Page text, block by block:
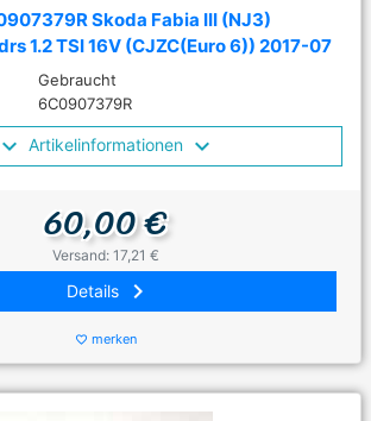
Skoda Fabia III (NJ3)
1.2 TSI 16V (CJZC(Euro 6)) 2017-07
Gebraucht
6C0907379R
Artikelinformationen
60,00 €
Versand: 17,21 €
Details keyboard_arrow_right
favorite_border merken